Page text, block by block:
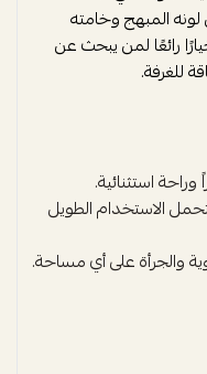
المبهج وخامته
رائعًا لمن يبحث عن
للغرفة.
استثنائية.
الاستخدام الطويل
والجرأة على أي مساحة.